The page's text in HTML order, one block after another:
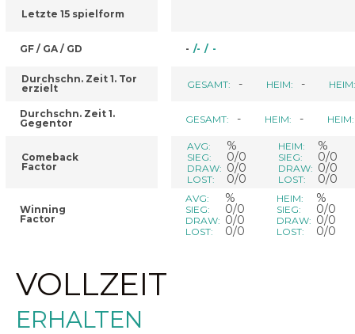
Letzte 15 spielform
GF / GA / GD
Durchschn. Zeit 1. Tor
erzielt
Durchschn. Zeit 1.
Gegentor
Comeback
Factor
Winning
Factor
- /- / -
GESAMT: - HEIM: - HEIM:
GESAMT: - HEIM: - HEIM:
AVG: %
SIEG: 0/0
DRAW: 0/0
LOST: 0/0
HEIM: %
SIEG: 0/0
DRAW: 0/0
LOST: 0/0
AVG: %
SIEG: 0/0
DRAW: 0/0
LOST: 0/0
HEIM: %
SIEG: 0/0
DRAW: 0/0
LOST: 0/0
VOLLZEIT
ERHALTEN